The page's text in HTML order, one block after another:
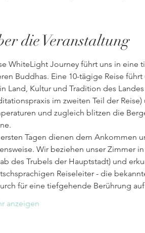
die Veranstaltung
WhiteLight Journey führt uns in eine
Buddhas. Eine 10-tägige Reise
Land, Kultur und Tradition des
im zweiten Teil der
und zugleich blitzen die
Tagen dienen dem Ankommen
Wir beziehen unser Zimmer
des Trubels der Hauptstadt) und
Reiseleiter - die
für eine tiefgehende Berührung
anzeigen